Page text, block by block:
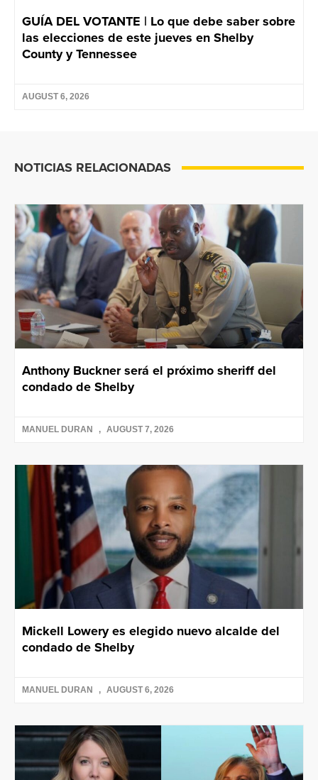
GUÍA DEL VOTANTE | Lo que debe saber sobre
las elecciones de este jueves en Shelby
County y Tennessee
AUGUST 6, 2026
NOTICIAS RELACIONADAS
Anthony Buckner será el próximo sheriff del
condado de Shelby
MANUEL DURAN AUGUST 7, 2026
Mickell Lowery es elegido nuevo alcalde del
condado de Shelby
MANUEL DURAN AUGUST 6, 2026